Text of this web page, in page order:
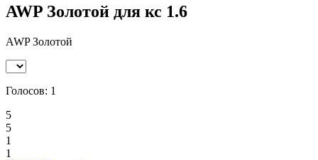
AWP Золотой для кс 1.6
AWP Золотой
Голосов: 1
5
5
1
1